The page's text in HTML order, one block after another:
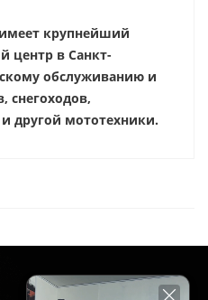
крупнейший
центр в Санкт-
обслуживанию и
снегоходов,
другой мототехники.